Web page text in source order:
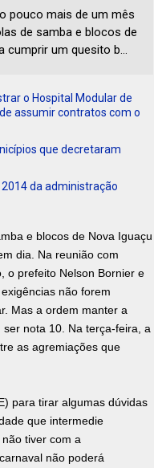
pouco mais de um mês
de samba e blocos de
um quesito b...
o Hospital Modular de
assumir contratos com o
que decretaram
da administração
e blocos de Nova Iguaçu
dia. Na reunião com
o prefeito Nelson Bornier e
não forem
Mas a ordem manter a
nota 10. Na terça-feira, a
as agremiações que
para tirar algumas dúvidas
que intermedie
tiver com a
não poderá